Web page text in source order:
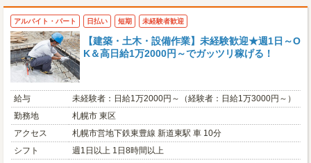
アルバイト・パート 日払い 短期 未経験者歓迎
【建築・土木・設備作業】未経験歓迎★週1日～O
K＆高日給1万2000円～でガッツリ稼げる！
給与
未経験者：日給1万2000円～（経験者：日給1万3000円～）
勤務地
札幌市 東区
アクセス
札幌市営地下鉄東豊線 新道東駅 車 10分
シフト
週1日以上 1日8時間以上